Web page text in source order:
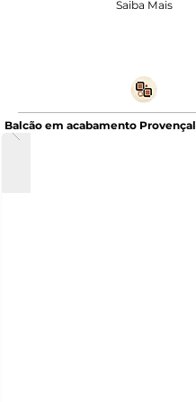
Saiba Mais
Balcão em acabamento Provençal